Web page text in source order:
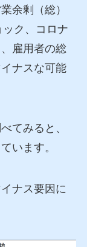
余剰（総）
ク、コロナ
雇用者の総
ナスな可能
てみると、
います。
ナス要因に